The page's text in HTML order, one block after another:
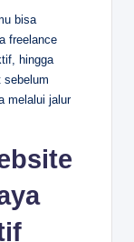
bisa
freelance
hingga
sebelum
melalui jalur